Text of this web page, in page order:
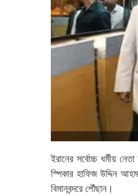
ইরানের সর্বোচ্চ ধর্মীয়
স্পিকার হাফিজ উদ্দিন
বিমানবন্দরে পৌঁছান।